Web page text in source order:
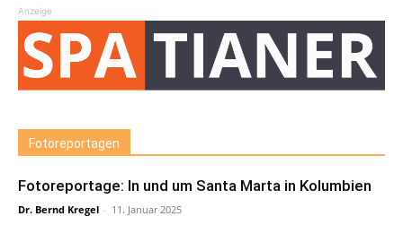
Anzeige
Fotoreportagen
Fotoreportage: In und um Santa Marta in Kolumbien
Dr. Bernd Kregel - 11. Januar 2025